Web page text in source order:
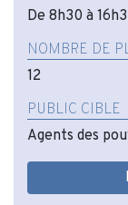
De 8h30 à
NOMBRE DE
12
PUBLIC CIBLE
Agents des